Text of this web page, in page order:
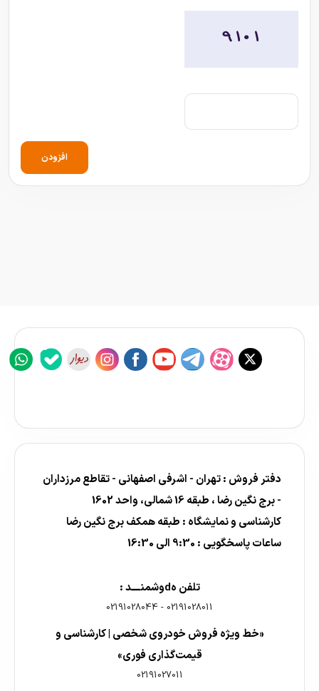
افزودن
دفتر فروش : تهران - اشرفی اصفهانی - تقاطع مرزداران
- برج نگین رضا ، طبقه 16 شمالی، واحد 1602
کارشناسی و نمایشگاه : طبقه همکف برج نگین رضا
ساعات پاسخگویی : 9:30 الی 16:30
تلفن هdوشمنــــد :
02191028011
-
02191028044
«خط ویژه فروش خودروی شخصی | کارشناسی و
قیمت‌گذاری فوری»
02191027011